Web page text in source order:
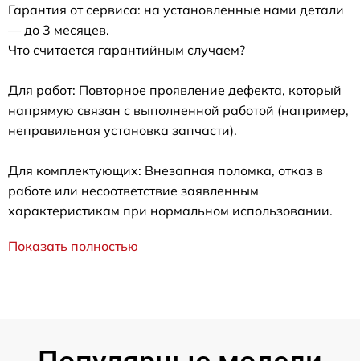
Гарантия от сервиса: на установленные нами детали
— до 3 месяцев.
Что считается гарантийным случаем?
Для работ: Повторное проявление дефекта, который
напрямую связан с выполненной работой (например,
неправильная установка запчасти).
Для комплектующих: Внезапная поломка, отказ в
работе или несоответствие заявленным
характеристикам при нормальном использовании.
Показать полностью